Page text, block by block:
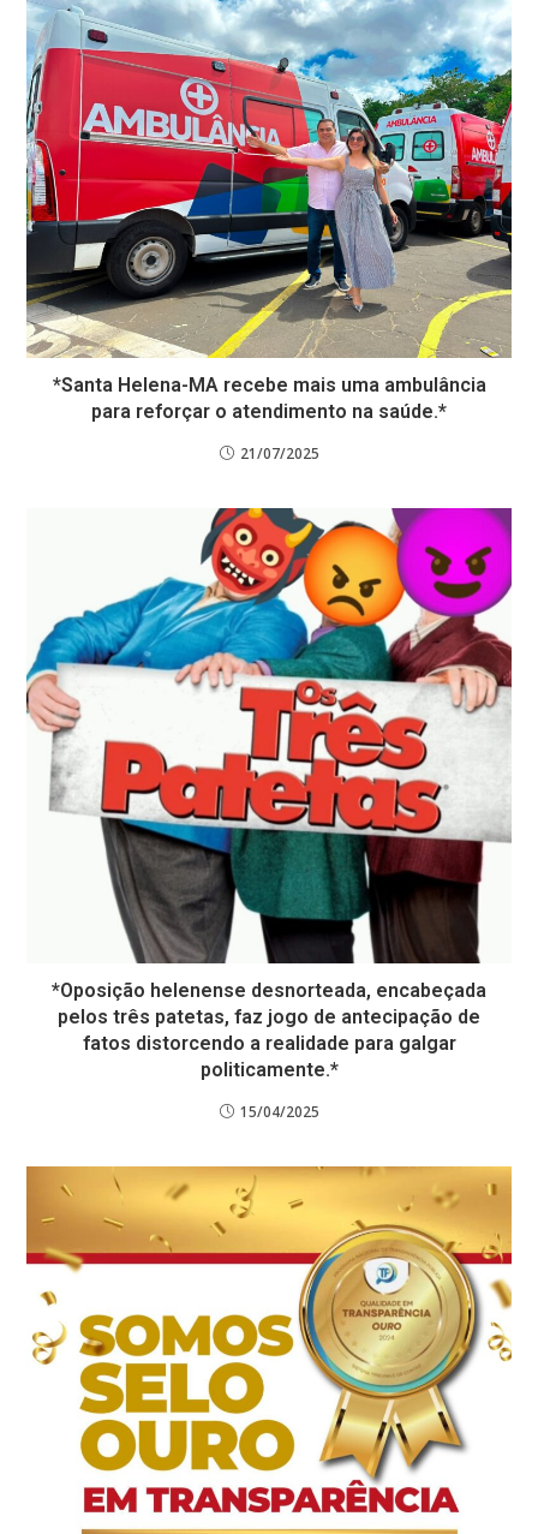
*Santa Helena-MA recebe mais uma ambulância
para reforçar o atendimento na saúde.*
21/07/2025
*Oposição helenense desnorteada, encabeçada
pelos três patetas, faz jogo de antecipação de
fatos distorcendo a realidade para galgar
politicamente.*
15/04/2025